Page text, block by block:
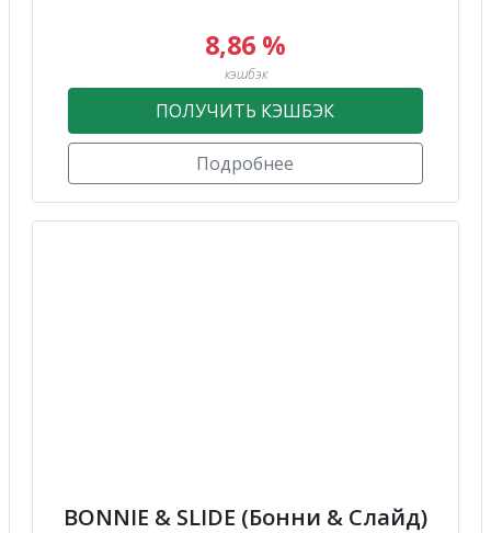
8,86 %
кэшбэк
ПОЛУЧИТЬ КЭШБЭК
Подробнее
BONNIE & SLIDE (Бонни & Слайд)